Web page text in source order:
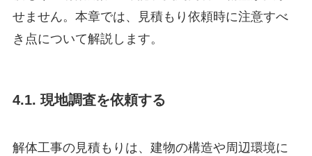
せません。本章では、見積もり依頼時に注意すべ
き点について解説します。
4.1. 現地調査を依頼する
解体工事の見積もりは、建物の構造や周辺環境に